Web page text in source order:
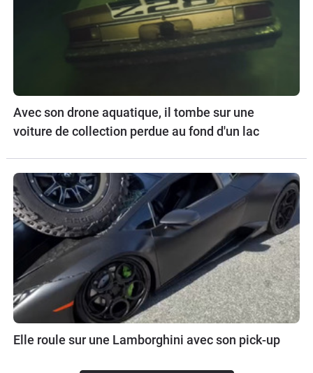
Avec son drone aquatique, il tombe sur une
voiture de collection perdue au fond d'un lac
Elle roule sur une Lamborghini avec son pick-up